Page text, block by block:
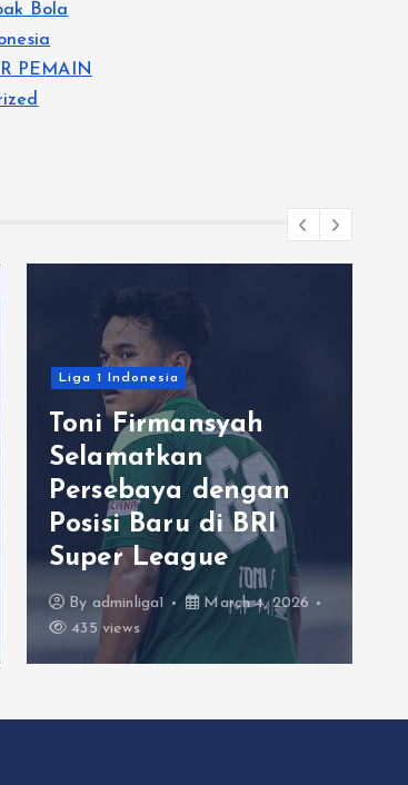
Bola
PEMAIN
Liga 1 Indonesia
Toni Firmansyah
Selamatkan
Persebaya dengan
Posisi Baru di BRI
Super League
By adminliga1
March 4, 2026
435 views